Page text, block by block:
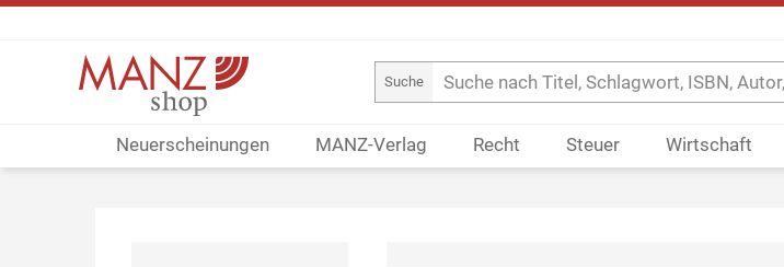
Suche
Neuerscheinungen MANZ-Verlag Recht Steuer Wirtschaft